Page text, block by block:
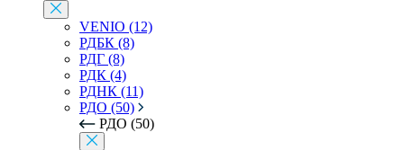
VENIO (12)
РДБК (8)
РДГ (8)
РДК (4)
РДНК (11)
РДО (50)
РДО (50)